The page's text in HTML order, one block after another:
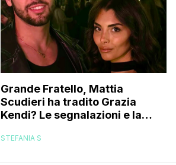
Grande Fratello, Mattia
Scudieri ha tradito Grazia
Kendi? Le segnalazioni e la
STEFANIA S